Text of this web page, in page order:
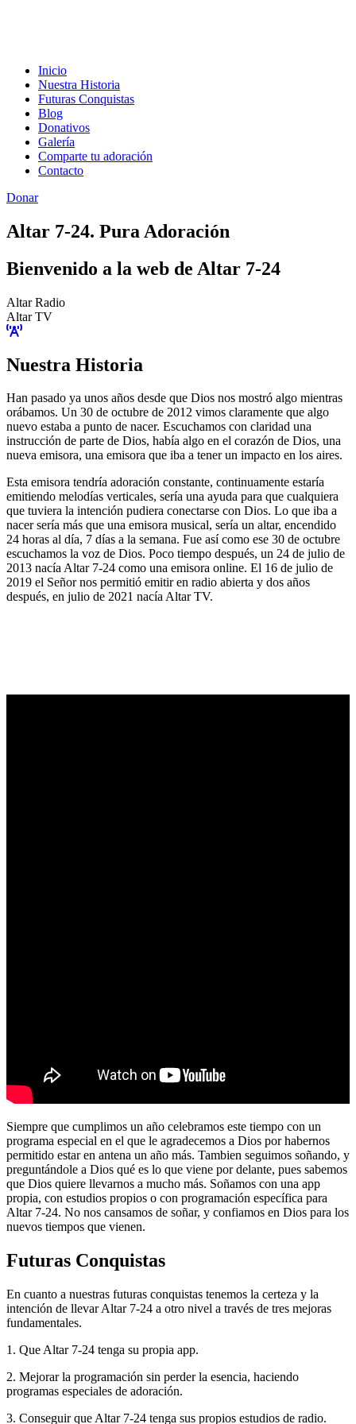
Inicio
Nuestra Historia
Futuras Conquistas
Blog
Donativos
Galería
Comparte tu adoración
Contacto
Donar
Altar 7-24. Pura Adoración
Bienvenido a la web de Altar 7-24
Altar Radio
Altar TV
Nuestra Historia
Han pasado ya unos años desde que Dios nos mostró algo mientras
orábamos. Un 30 de octubre de 2012 vimos claramente que algo
nuevo estaba a punto de nacer. Escuchamos con claridad una
instrucción de parte de Dios, había algo en el corazón de Dios, una
nueva emisora, una emisora que iba a tener un impacto en los aires.
Esta emisora tendría adoración constante, continuamente estaría
emitiendo melodías verticales, sería una ayuda para que cualquiera
que tuviera la intención pudiera conectarse con Dios. Lo que iba a
nacer sería más que una emisora musical, sería un altar, encendido
24 horas al día, 7 días a la semana. Fue así como ese 30 de octubre
escuchamos la voz de Dios. Poco tiempo después, un 24 de julio de
2013 nacía Altar 7-24 como una emisora online. El 16 de julio de
2019 el Señor nos permitió emitir en radio abierta y dos años
después, en julio de 2021 nacía Altar TV.
Siempre que cumplimos un año celebramos este tiempo con un
programa especial en el que le agradecemos a Dios por habernos
permitido estar en antena un año más. Tambien seguimos soñando, y
preguntándole a Dios qué es lo que viene por delante, pues sabemos
que Dios quiere llevarnos a mucho más. Soñamos con una app
propia, con estudios propios o con programación específica para
Altar 7-24. No nos cansamos de soñar, y confiamos en Dios para los
nuevos tiempos que vienen.
Futuras Conquistas
En cuanto a nuestras futuras conquistas tenemos la certeza y la
intención de llevar Altar 7-24 a otro nivel a través de tres mejoras
fundamentales.
1. Que Altar 7-24 tenga su propia app.
2. Mejorar la programación sin perder la esencia, haciendo
programas especiales de adoración.
3. Conseguir que Altar 7-24 tenga sus propios estudios de radio.